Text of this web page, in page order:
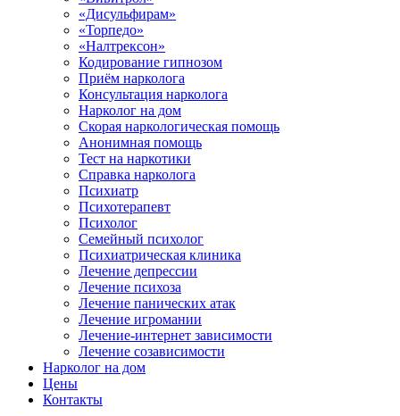
«Дисульфирам»
«Торпедо»
«Налтрексон»
Кодирование гипнозом
Приём нарколога
Консультация нарколога
Нарколог на дом
Скорая наркологическая помощь
Анонимная помощь
Тест на наркотики
Справка нарколога
Психиатр
Психотерапевт
Психолог
Семейный психолог
Психиатрическая клиника
Лечение депрессии
Лечение психоза
Лечение панических атак
Лечение игромании
Лечение-интернет зависимости
Лечение созависимости
Нарколог на дом
Цены
Контакты